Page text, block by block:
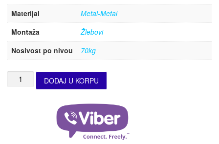
Materijal
Metal-Metal
Montaža
Žlebovi
Nosivost po nivou
70kg
DODAJ U KORPU